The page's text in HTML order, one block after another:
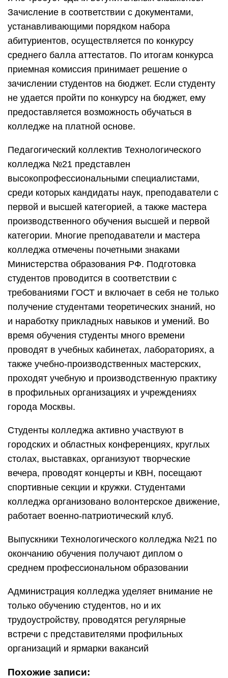
Зачисление в соответствии с документами,
устанавливающими порядком набора
абитуриентов, осуществляется по конкурсу
среднего балла аттестатов. По итогам конкурса
приемная комиссия принимает решение о
зачислении студентов на бюджет. Если студенту
не удается пройти по конкурсу на бюджет, ему
предоставляется возможность обучаться в
колледже на платной основе.
Педагогический коллектив Технологического
колледжа №21 представлен
высокопрофессиональными специалистами,
среди которых кандидаты наук, преподаватели с
первой и высшей категорией, а также мастера
производственного обучения высшей и первой
категории. Многие преподаватели и мастера
колледжа отмечены почетными знаками
Министерства образования РФ. Подготовка
студентов проводится в соответствии с
требованиями ГОСТ и включает в себя не только
получение студентами теоретических знаний, но
и наработку прикладных навыков и умений. Во
время обучения студенты много времени
проводят в учебных кабинетах, лабораториях, а
также учебно-производственных мастерских,
проходят учебную и производственную практику
в профильных организациях и учреждениях
города Москвы.
Студенты колледжа активно участвуют в
городских и областных конференциях, круглых
столах, выставках, организуют творческие
вечера, проводят концерты и КВН, посещают
спортивные секции и кружки. Студентами
колледжа организовано волонтерское движение,
работает военно-патриотический клуб.
Выпускники Технологического колледжа №21 по
окончанию обучения получают диплом о
среднем профессиональном образовании
Администрация колледжа уделяет внимание не
только обучению студентов, но и их
трудоустройству, проводятся регулярные
встречи с представителями профильных
организаций и ярмарки вакансий
Похожие записи: